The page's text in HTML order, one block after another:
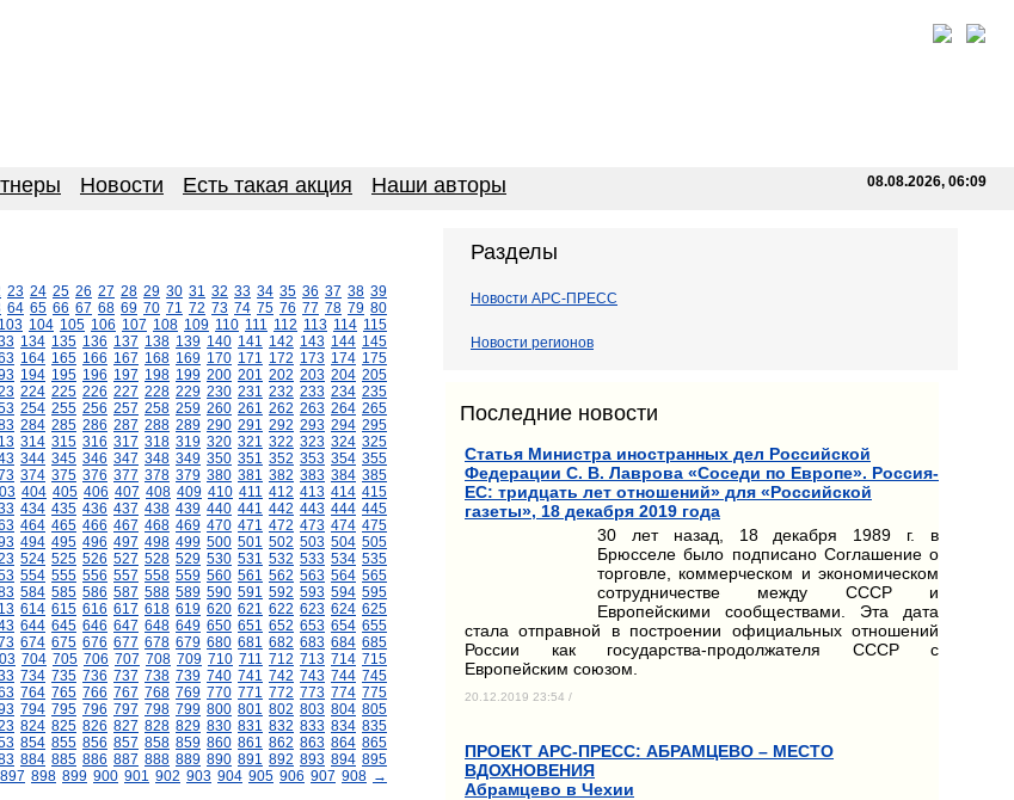
Новости Есть такая акция Наши авторы 08.08.2026, 06:09
23 24 25 26 27 28 29 30 31 32 33 34 35 36 37 38 39
64 65 66 67 68 69 70 71 72 73 74 75 76 77 78 79 80
103 104 105 106 107 108 109 110 111 112 113 114 115
134 135 136 137 138 139 140 141 142 143 144 145
164 165 166 167 168 169 170 171 172 173 174 175
194 195 196 197 198 199 200 201 202 203 204 205
224 225 226 227 228 229 230 231 232 233 234 235
254 255 256 257 258 259 260 261 262 263 264 265
284 285 286 287 288 289 290 291 292 293 294 295
314 315 316 317 318 319 320 321 322 323 324 325
344 345 346 347 348 349 350 351 352 353 354 355
374 375 376 377 378 379 380 381 382 383 384 385
404 405 406 407 408 409 410 411 412 413 414 415
434 435 436 437 438 439 440 441 442 443 444 445
464 465 466 467 468 469 470 471 472 473 474 475
494 495 496 497 498 499 500 501 502 503 504 505
524 525 526 527 528 529 530 531 532 533 534 535
554 555 556 557 558 559 560 561 562 563 564 565
584 585 586 587 588 589 590 591 592 593 594 595
614 615 616 617 618 619 620 621 622 623 624 625
644 645 646 647 648 649 650 651 652 653 654 655
674 675 676 677 678 679 680 681 682 683 684 685
704 705 706 707 708 709 710 711 712 713 714 715
734 735 736 737 738 739 740 741 742 743 744 745
764 765 766 767 768 769 770 771 772 773 774 775
794 795 796 797 798 799 800 801 802 803 804 805
824 825 826 827 828 829 830 831 832 833 834 835
854 855 856 857 858 859 860 861 862 863 864 865
884 885 886 887 888 889 890 891 892 893 894 895
897 898 899 900 901 902 903 904 905 906 907 908 →
Разделы
Новости АРС-ПРЕСС
Новости регионов
Последние новости
Статья Министра иностранных дел Российской
Федерации С. В. Лаврова «Соседи по Европе». Россия-
ЕС: тридцать лет отношений» для «Российской
газеты», 18 декабря 2019 года
30 лет назад, 18 декабря 1989 г. в
Брюсселе было подписано Соглашение о
торговле, коммерческом и экономическом
сотрудничестве между СССР и
Европейскими сообществами. Эта дата
стала отправной в построении официальных отношений
России как государства-продолжателя СССР с
Европейским союзом.
20.12.2019 23:54 /
ПРОЕКТ АРС-ПРЕСС: АБРАМЦЕВО – МЕСТО
ВДОХНОВЕНИЯ
Абрамцево в Чехии